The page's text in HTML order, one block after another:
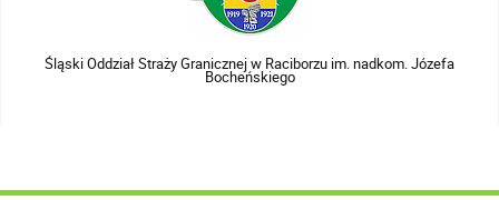
Śląski Oddział Straży Granicznej w Raciborzu im. nadkom. Józefa
Bocheńskiego